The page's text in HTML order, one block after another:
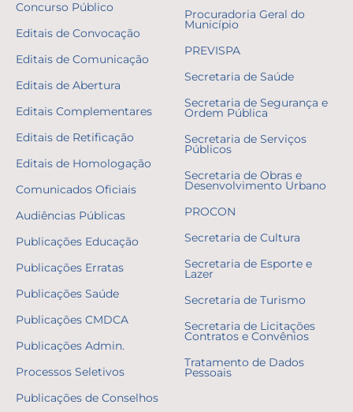
Concurso Público
Editais de Convocação
Editais de Comunicação
Editais de Abertura
Editais Complementares
Editais de Retificação
Editais de Homologação
Comunicados Oficiais
Audiências Públicas
Publicações Educação
Publicações Erratas
Publicações Saúde
Publicações CMDCA
Publicações Admin.
Processos Seletivos
Publicações de Conselhos
Procuradoria Geral do
Município
PREVISPA
Secretaria de Saúde
Secretaria de Segurança e
Ordem Pública
Secretaria de Serviços
Públicos
Secretaria de Obras e
Desenvolvimento Urbano
PROCON
Secretaria de Cultura
Secretaria de Esporte e
Lazer
Secretaria de Turismo
Secretaria de Licitações
Contratos e Convênios
Tratamento de Dados
Pessoais